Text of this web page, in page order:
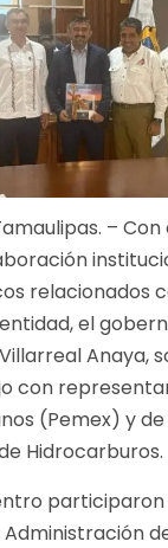
–
relacionados
el
Anaya,
con
(Pemex) y
Hidrocarburos.
participaron